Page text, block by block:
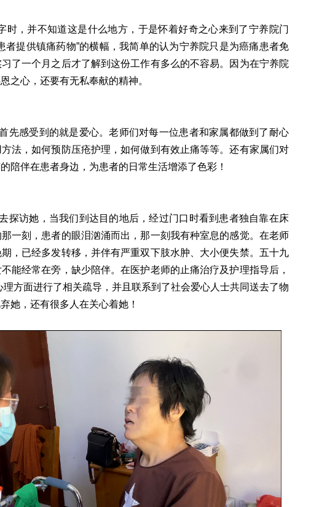
时，并不知道这是什么地方，于是怀着好奇之心来到了宁养院门
者提供镇痛药物”的横幅，我简单的认为宁养院只是为癌痛患者免
了一个月之后才了解到这份工作有多么的不容易。因为在宁养院
之心，还要有无私奉献的精神。
先感受到的就是爱心。老师们对每一位患者和家属都做到了耐心
法，如何预防压疮护理，如何做到有效止痛等等。还有家属们对
陪伴在患者身边，为患者的日常生活增添了色彩！
探访她，当我们到达目的地后，经过门口时看到患者独自靠在床
一刻，患者的眼泪汹涌而出，那一刻我有种室息的感觉。在老师
，已经多发转移，并伴有严重双下肢水肿、大小便失禁。五十九
能经常在旁，缺少陪伴。在医护老师的止痛治疗及护理指导后，
方面进行了相关疏导，并且联系到了社会爱心人士共同送去了物
她，还有很多人在关心着她！